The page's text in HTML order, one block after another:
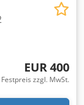
EUR 400
Festpreis zzgl. MwSt.